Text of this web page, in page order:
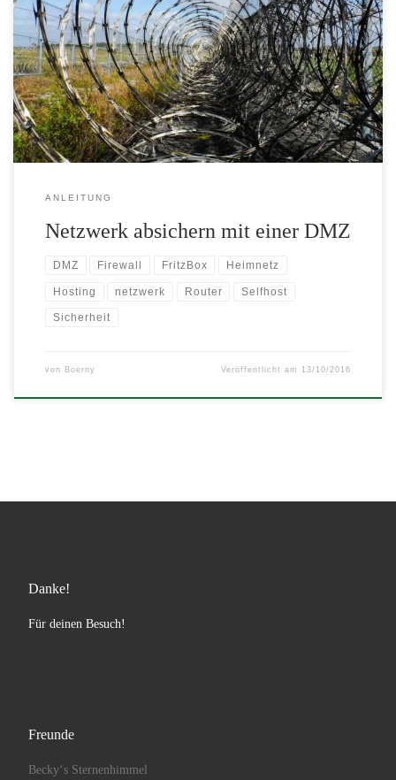
Professionelle Absicherung eines Heimnetzwerkes in drei
einfachen Schritten. Eine DMZ erlaubt den Betrieb eigener
Dienste im Internet ohne erhöhte Gefährdung des privaten Netzes.
ANLEITUNG
Netzwerk absichern mit einer DMZ
DMZ Firewall FritzBox Heimnetz
Hosting netzwerk Router Selfhost
Sicherheit
von Boerny Veröffentlicht am 13/10/2016
Danke!
Für deinen Besuch!
Freunde
Becky‘s Sternenhimmel